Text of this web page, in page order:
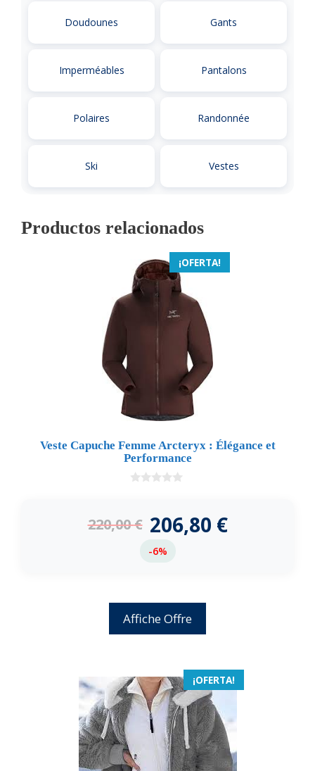
Doudounes Gants
Imperméables Pantalons
Polaires Randonnée
Ski Vestes
Productos relacionados
¡OFERTA!
Veste Capuche Femme Arcteryx : Élégance et
Performance
5
220,00€ 206,80 €
-6%
Affiche Offre
¡OFERTA!